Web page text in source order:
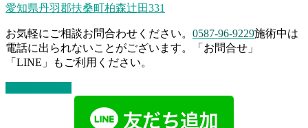
愛知県丹羽郡扶桑町柏森辻田331
お気軽にご相談お問合わせください。 0587-96-9229施術中は
電話に出られないことがございます。「お問合せ」
「LINE」もご利用ください。